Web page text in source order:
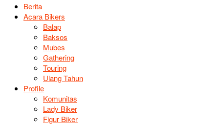
Berita
Acara Bikers
Balap
Baksos
Mubes
Gathering
Touring
Ulang Tahun
Profile
Komunitas
Lady Biker
Figur Biker